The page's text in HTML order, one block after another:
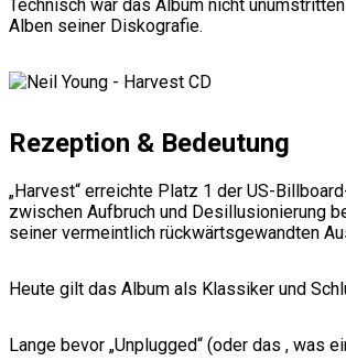
Technisch war das Album nicht
Alben seiner Diskografie.
Rezeption & Bedeutung
„Harvest“ erreichte Platz 1 der US-
zwischen Aufbruch und Desillusionierung
seiner vermeintlich rückwärtsgewandten
Heute gilt das Album als Klassiker und
Lange bevor „Unplugged“ (oder das , was